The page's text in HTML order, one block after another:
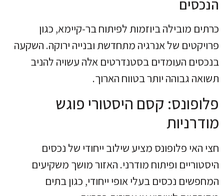
הנכסים
כרתים מובילה ביוזמות לפיתוח בר-קיימא, כגון
פרויקטים של אנרגיה מתחדשת ובנייה ירוקה. השקעה
בנכסים העומדים בסטנדרטים אלה עשויה להניב
תשואה גבוהה יותר בטווח הארוך.
פלופונס: קסם היסטורי פוגש
מודרניות
חצי האי פלופונס מציע שילוב ייחודי של נכסים
היסטוריים ופיתוח מודרני. האזור מושך משקיעים
המחפשים נכסים בעלי אופי ייחודי, כגון בתים